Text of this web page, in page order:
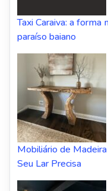
Taxi Caraiva: a forma
paraíso baiano
Mobiliário de
Seu Lar Precisa